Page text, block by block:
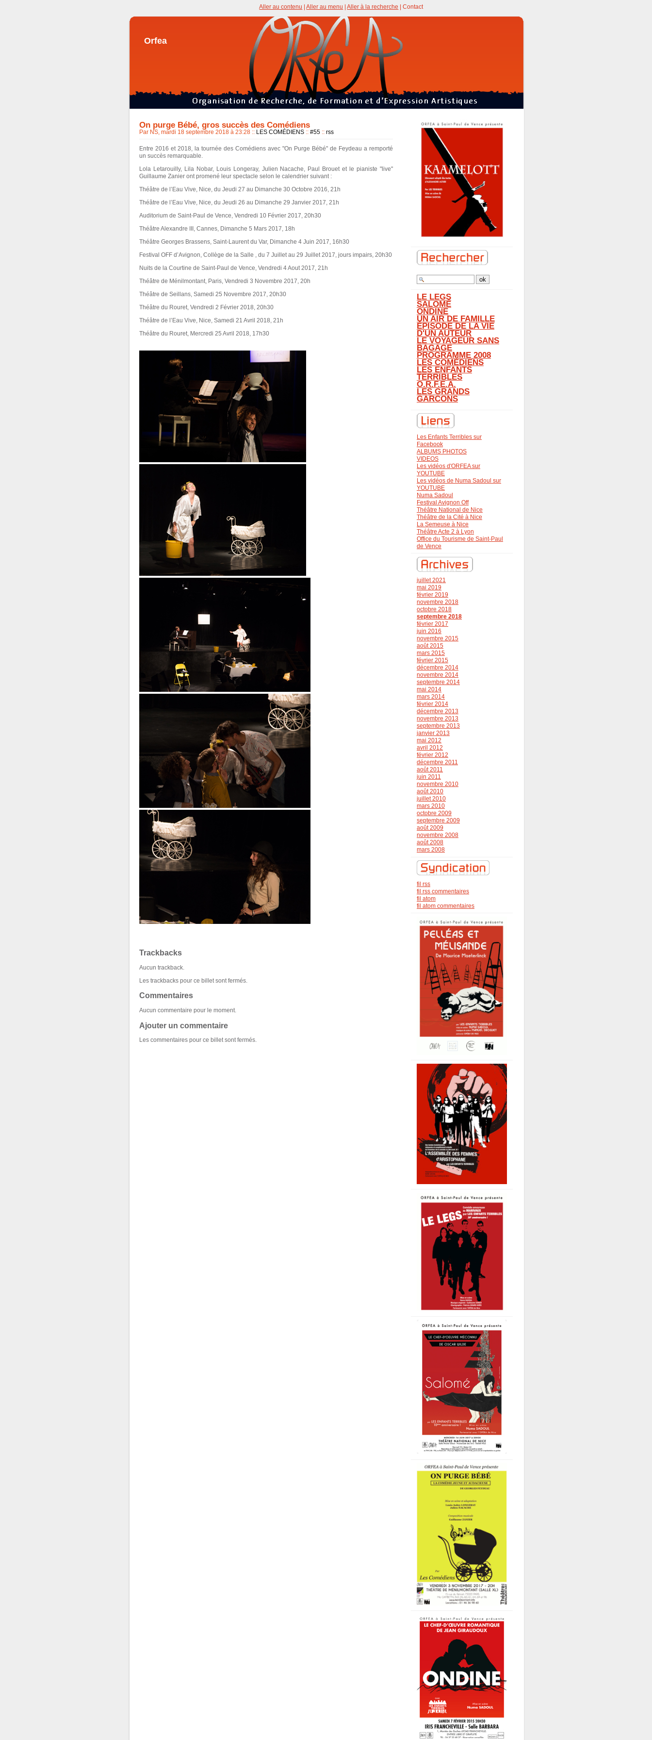
Orfea
Aller au contenu |Aller au menu |Aller à la recherche |Contact
On purge Bébé, gros succès des Comédiens
Par NS, mardi 18 septembre 2018 à 23:28 :: LES COMÉDIENS :: #55 :: rss
Entre 2016 et 2018, la tournée des Comédiens avec "On Purge Bébé" de Feydeau a remporté
un succès remarquable.
Lola Letarouilly, Lila Nobar, Louis Longeray, Julien Nacache, Paul Brouet et le pianiste "live"
Guillaume Zanier ont promené leur spectacle selon le calendrier suivant :
Théâtre de l’Eau Vive, Nice, du Jeudi 27 au Dimanche 30 Octobre 2016, 21h
Théâtre de l’Eau Vive, Nice, du Jeudi 26 au Dimanche 29 Janvier 2017, 21h
Auditorium de Saint-Paul de Vence, Vendredi 10 Février 2017, 20h30
Théâtre Alexandre III, Cannes, Dimanche 5 Mars 2017, 18h
Théâtre Georges Brassens, Saint-Laurent du Var, Dimanche 4 Juin 2017, 16h30
Festival OFF d’Avignon, Collège de la Salle , du 7 Juillet au 29 Juillet 2017, jours impairs, 20h30
Nuits de la Courtine de Saint-Paul de Vence, Vendredi 4 Aout 2017, 21h
Théâtre de Ménilmontant, Paris, Vendredi 3 Novembre 2017, 20h
Théâtre de Seillans, Samedi 25 Novembre 2017, 20h30
Théâtre du Rouret, Vendredi 2 Février 2018, 20h30
Théâtre de l’Eau Vive, Nice, Samedi 21 Avril 2018, 21h
Théâtre du Rouret, Mercredi 25 Avril 2018, 17h30
Trackbacks
Aucun trackback.
Les trackbacks pour ce billet sont fermés.
Commentaires
Aucun commentaire pour le moment.
Ajouter un commentaire
Les commentaires pour ce billet sont fermés.
LE LEGS
SALOMÉ
ONDINE
UN AIR DE FAMILLE
ÉPISODE DE LA VIE
D'UN AUTEUR
LE VOYAGEUR SANS
BAGAGE
PROGRAMME 2008
LES COMÉDIENS
LES ENFANTS
TERRIBLES
O.R.F.E.A.
LES GRANDS
GARCONS
Les Enfants Terribles sur
Facebook
ALBUMS PHOTOS
VIDEOS
Les vidéos d'ORFEA sur
YOUTUBE
Les vidéos de Numa Sadoul sur
YOUTUBE
Numa Sadoul
Festival Avignon Off
Théâtre National de Nice
Théâtre de la Cité à Nice
La Semeuse à Nice
Théâtre Acte 2 à Lyon
Office du Tourisme de Saint-Paul
de Vence
juillet 2021
mai 2019
février 2019
novembre 2018
octobre 2018
septembre 2018
février 2017
juin 2016
novembre 2015
août 2015
mars 2015
février 2015
décembre 2014
novembre 2014
septembre 2014
mai 2014
mars 2014
février 2014
décembre 2013
novembre 2013
septembre 2013
janvier 2013
mai 2012
avril 2012
février 2012
décembre 2011
août 2011
juin 2011
novembre 2010
août 2010
juillet 2010
mars 2010
octobre 2009
septembre 2009
août 2009
novembre 2008
août 2008
mars 2008
fil rss
fil rss commentaires
fil atom
fil atom commentaires